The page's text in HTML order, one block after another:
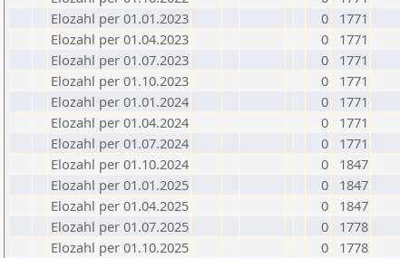
Elozahl per 01.01.2023
0
1771
Elozahl per 01.04.2023
0
1771
Elozahl per 01.07.2023
0
1771
Elozahl per 01.10.2023
0
1771
Elozahl per 01.01.2024
0
1771
Elozahl per 01.04.2024
0
1771
Elozahl per 01.07.2024
0
1771
Elozahl per 01.10.2024
0
1847
Elozahl per 01.01.2025
0
1847
Elozahl per 01.04.2025
0
1847
Elozahl per 01.07.2025
0
1778
Elozahl per 01.10.2025
0
1778